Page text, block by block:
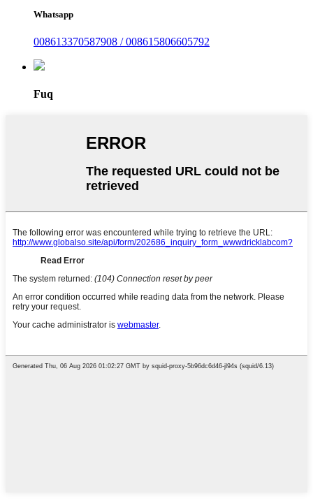
Whatsapp
008613370587908 / 008615806605792
Fuq